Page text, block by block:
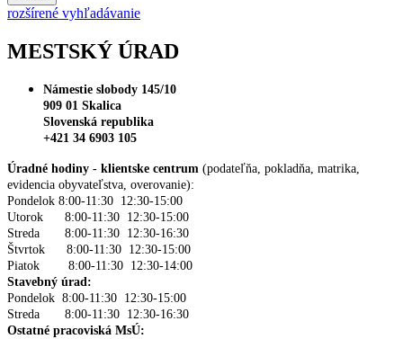
rozšírené vyhľadávanie
MESTSKÝ ÚRAD
Námestie slobody 145/10
909 01 Skalica
Slovenská republika
+421 34 6903 105
Úradné hodiny - klientske centrum (podateľňa, pokladňa, matrika,
evidencia obyvateľstva, overovanie):
Pondelok 8:00-11:30 12:30-15:00
Utorok 8:00-11:30 12:30-15:00
Streda 8:00-11:30 12:30-16:30
Štvrtok 8:00-11:30 12:30-15:00
Piatok 8:00-11:30 12:30-14:00
Stavebný úrad:
Pondelok 8:00-11:30 12:30-15:00
Streda 8:00-11:30 12:30-16:30
Ostatné pracoviská MsÚ: